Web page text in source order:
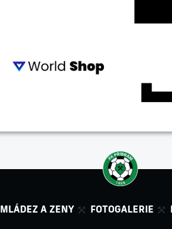
MLÁDEZ A ZENY FOTOGALERIE